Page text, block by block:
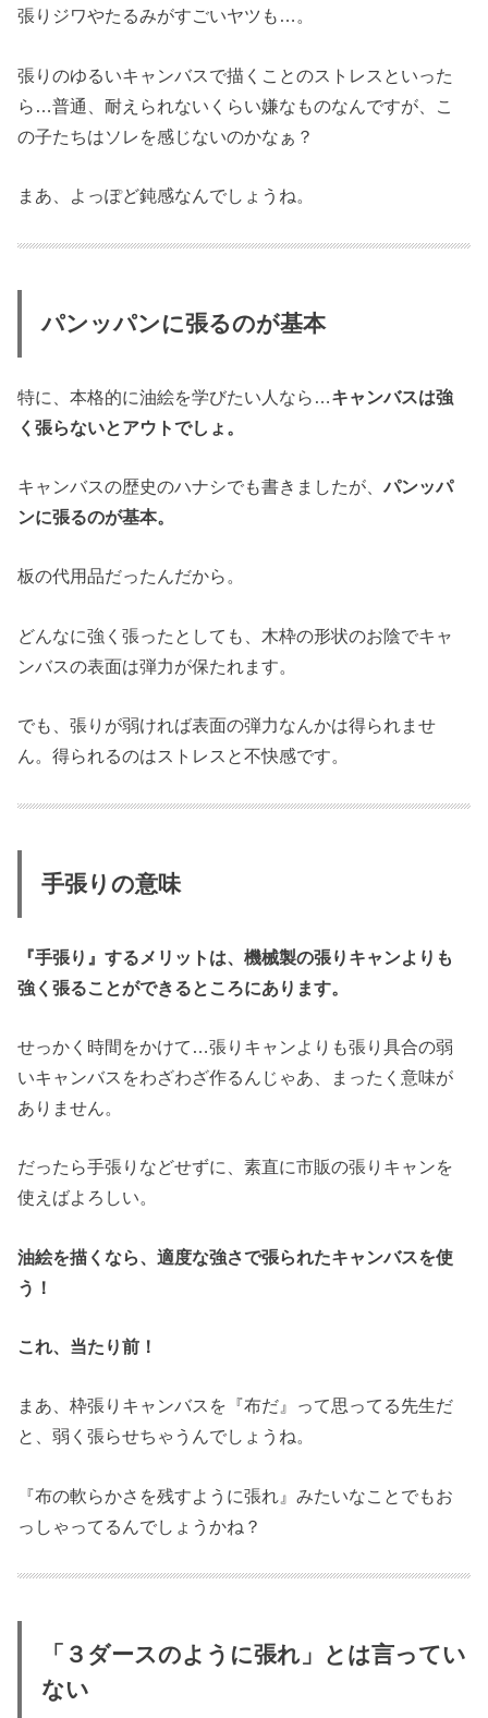
張りジワやたるみがすごいヤツも…。
張りのゆるいキャンバスで描くことのストレスといった
ら…普通、耐えられないくらい嫌なものなんですが、こ
の子たちはソレを感じないのかなぁ？
まあ、よっぽど鈍感なんでしょうね。
パンッパンに張るのが基本
特に、本格的に油絵を学びたい人なら… キャンバスは強
く張らないとアウトでしょ。
キャンバスの歴史のハナシでも書きましたが、パンッパ
ンに張るのが基本。
板の代用品だったんだから。
どんなに強く張ったとしても、木枠の形状のお陰でキャ
ンバスの表面は弾力が保たれます。
でも、張りが弱ければ表面の弾力なんかは得られませ
ん。得られるのはストレスと不快感です。
手張りの意味
『手張り』するメリットは、機械製の張りキャンよりも
強く張ることができるところにあります。
せっかく時間をかけて…張りキャンよりも張り具合の弱
いキャンバスをわざわざ作るんじゃあ、まったく意味が
ありません。
だったら手張りなどせずに、素直に市販の張りキャンを
使えばよろしい。
油絵を描くなら、適度な強さで張られたキャンバスを使
う！
これ、当たり前！
まあ、枠張りキャンバスを『布だ』って思ってる先生だ
と、弱く張らせちゃうんでしょうね。
『布の軟らかさを残すように張れ』みたいなことでもお
っしゃってるんでしょうかね？
「３ダースのように張れ」とは言ってい
ない